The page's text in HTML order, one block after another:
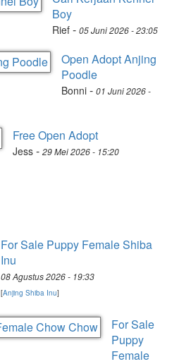
Boy
Rief - 05 Juni 2026 - 23:05
Open Adopt Anjing
Poodle
Bonni - 01 Juni 2026 -
Free Open Adopt
Jess - 29 Mei 2026 - 15:20
For Sale Puppy Female Shiba
Inu
08 Agustus 2026 - 19:33
[Anjing Shiba Inu]
For Sale
Puppy
Female